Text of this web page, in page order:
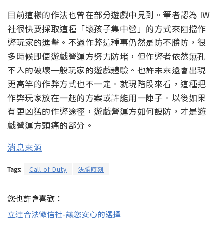
目前這樣的作法也曾在部分遊戲中見到。筆者認為 IW
社很快要採取這種「壞孩子集中營」的方式來阻擋作
弊玩家的進擊。不過作弊這種事仍然是防不勝防，很
多時候即便遊戲營運方努力防堵，但作弊者依然無孔
不入的破壞一般玩家的遊戲體驗。也許未來還會出現
更高竿的作弊方式也不一定。就現階段來看，這種把
作弊玩家放在一起的方案或許能用一陣子。以後如果
有更凶猛的作弊途徑，遊戲營運方如何設防，才是遊
戲營運方頭痛的部分。
消息來源
Tags: Call of Duty 決勝時刻
您也許會喜歡：
立達合法徵信社-讓您安心的選擇